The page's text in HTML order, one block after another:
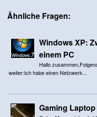
Ähnliche Fragen:
Windows XP:
einem PC
Hallo
weiter:Ich habe einen Netzwerk...
Gaming